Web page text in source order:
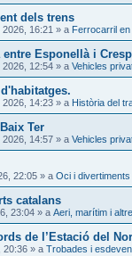
dels trens
16:21 » a Ferrocarril
Esponellà i
12:54 » a Vehicles
2026, 14:23 » a Història del
Ter
2026, 14:57 » a Vehicles
22:05 » a Oci i divertiments
catalans
23:04 » a Aeri, marítim i
de l’Estació del
20:36 » a Trobades i